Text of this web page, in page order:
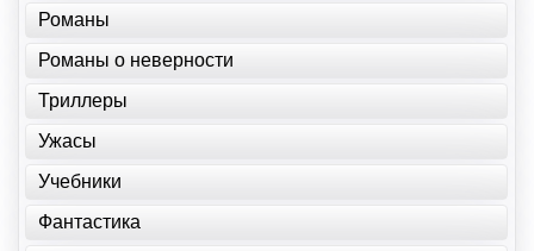
Романы
Романы о неверности
Триллеры
Ужасы
Учебники
Фантастика